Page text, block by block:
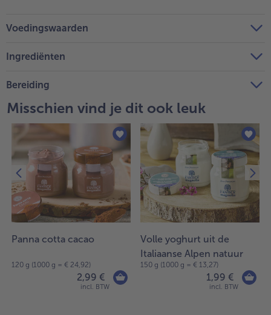
Voedingswaarden
Ingrediënten
Bereiding
Misschien vind je dit ook leuk
Panna cotta cacao
120 g (1000 g = € 24,92)
2,99 €
incl. BTW
Volle yoghurt uit de
Italiaanse Alpen natuur
150 g (1000 g = € 13,27)
1,99 €
incl. BTW